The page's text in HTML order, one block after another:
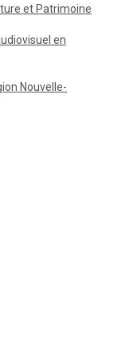
et Patrimoine
en
Nouvelle-